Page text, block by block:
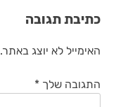
כתיבת תגובה
האימייל לא יוצג באתר.
התגובה שלך*